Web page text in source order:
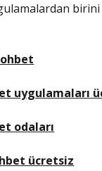
birini
uygulamaları
odaları
ücretsiz